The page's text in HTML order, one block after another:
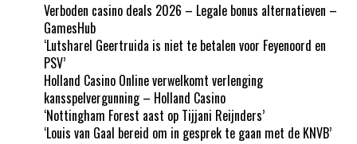
Verboden casino deals 2026 – Legale bonus alternatieven –
GamesHub
‘Lutsharel Geertruida is niet te betalen voor Feyenoord en
PSV’
Holland Casino Online verwelkomt verlenging
kansspelvergunning – Holland Casino
‘Nottingham Forest aast op Tijjani Reijnders’
‘Louis van Gaal bereid om in gesprek te gaan met de KNVB’